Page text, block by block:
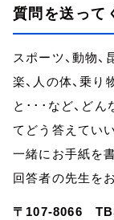
質問を送って
スポーツ、動物、
楽、人の体、乗り
と･･･など、ど
てどう答えてい
一緒にお手紙を
回答者の先生を
〒107-8066